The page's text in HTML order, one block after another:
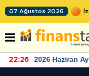
07 Ağustos 2026
22:26 2026 Haziran